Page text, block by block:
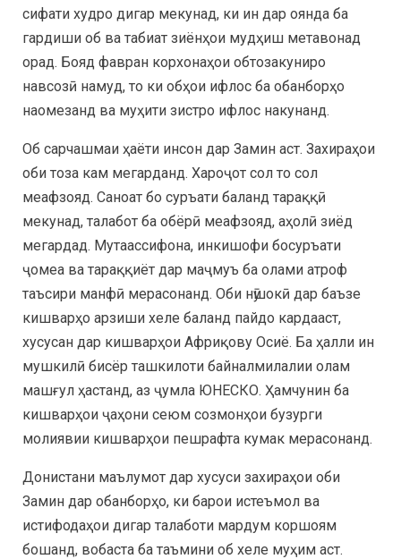
сифати худро дигар мекунад, ки ин дар оянда ба
гардиши об ва табиат зиёнҳои мудҳиш метавонад
орад. Бояд фавран корхонаҳои обтозакуниро
навсозӣ намуд, то ки обҳои ифлос ба обанборҳо
наомезанд ва муҳити зистро ифлос накунанд.
Об сарчашмаи ҳаёти инсон дар Замин аст. Захираҳои
оби тоза кам мегарданд. Хароҷот сол то сол
меафзояд. Саноат бо суръати баланд тараққӣ
мекунад, талабот ба обёрӣ меафзояд, аҳолӣ зиёд
мегардад. Мутаассифона, инкишофи босуръати
ҷомеа ва тараққиёт дар маҷмуъ ба олами атроф
таъсири манфӣ мерасонанд. Оби нӯшокӣ дар баъзе
кишварҳо арзиши хеле баланд пайдо кардааст,
хусусан дар кишварҳои Африқову Осиё. Ба ҳалли ин
мушкилӣ бисёр ташкилоти байналмилалии олам
машғул ҳастанд, аз ҷумла ЮНЕСКО. Ҳамчунин ба
кишварҳои ҷаҳони сеюм созмонҳои бузурги
молиявии кишварҳои пешрафта кумак мерасонанд.
Донистани маълумот дар хусуси захираҳои оби
Замин дар обанборҳо, ки барои истеъмол ва
истифодаҳои дигар талаботи мардум коршоям
бошанд, вобаста ба таъмини об хеле муҳим аст.